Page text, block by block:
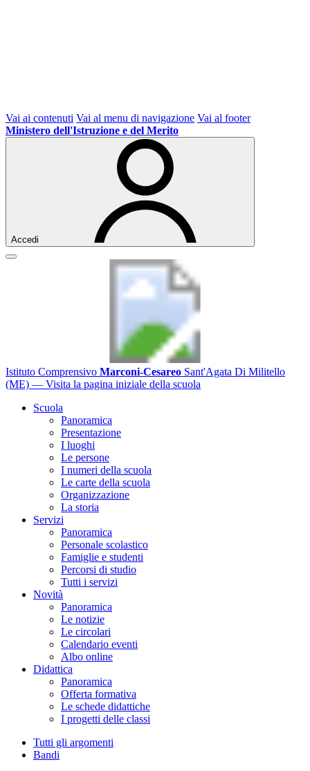
Vai ai contenuti Vai al menu di navigazione Vai al footer
Ministero dell'Istruzione e del Merito
Accedi
Istituto Comprensivo Marconi-Cesareo Sant'Agata Di Militello
(ME) — Visita la pagina iniziale della scuola
Scuola
Panoramica
Presentazione
I luoghi
Le persone
I numeri della scuola
Le carte della scuola
Organizzazione
La storia
Servizi
Panoramica
Personale scolastico
Famiglie e studenti
Percorsi di studio
Tutti i servizi
Novità
Panoramica
Le notizie
Le circolari
Calendario eventi
Albo online
Didattica
Panoramica
Offerta formativa
Le schede didattiche
I progetti delle classi
Tutti gli argomenti
Bandi